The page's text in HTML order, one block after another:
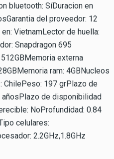
bluetooth: SíDuracion en
del proveedor: 12
VietnamLector de huella:
Snapdragon 695
externa
ram: 4GBNucleos
ChilePeso: 197 grPlazo de
de disponibilidad
NoProfundidad: 0.84
celulares:
2.2GHz,1.8GHz